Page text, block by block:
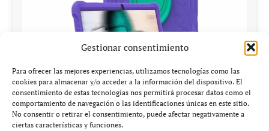
Gestionar consentimiento
Para ofrecer las mejores experiencias, utilizamos tecnologías como las
cookies para almacenar y/o acceder a la información del dispositivo. El
consentimiento de estas tecnologías nos permitirá procesar datos como el
comportamiento de navegación o las identificaciones únicas en este sitio.
No consentir o retirar el consentimiento, puede afectar negativamente a
ciertas características y funciones.